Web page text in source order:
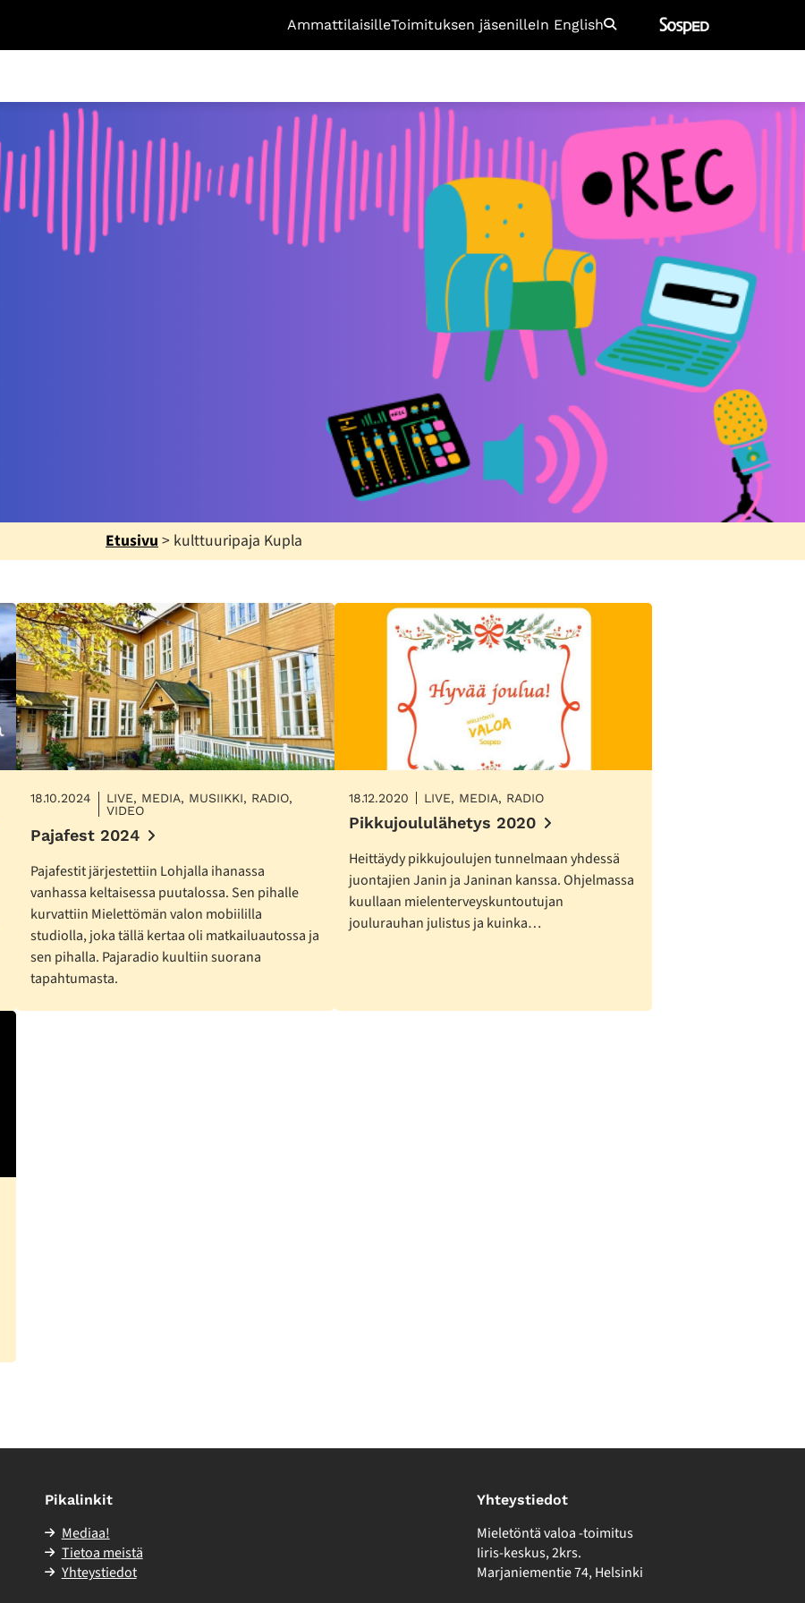
AmmattilaisilleToimituksen jäsenilleIn English Etsi
Etusivu> kulttuuripaja Kupla
18.10.2024
LIVE, MEDIA, MUSIIKKI, RADIO,
VIDEO
Pajafest 2024
Pajafestit järjestettiin Lohjalla ihanassa
vanhassa keltaisessa puutalossa. Sen pihalle
kurvattiin Mielettömän valon mobiililla
studiolla, joka tällä kertaa oli matkailuautossa ja
sen pihalla. Pajaradio kuultiin suorana
tapahtumasta.
18.12.2020 LIVE, MEDIA, RADIO
Pikkujoululähetys 2020
Heittäydy pikkujoulujen tunnelmaan yhdessä
juontajien Janin ja Janinan kanssa. Ohjelmassa
kuullaan mielenterveyskuntoutujan
joulurauhan julistus ja kuinka…
Pikalinkit
Mediaa!
Tietoa meistä
Yhteystiedot
Yhteystiedot
Mieletöntä valoa -toimitus
Iiris-keskus, 2krs.
Marjaniementie 74, Helsinki